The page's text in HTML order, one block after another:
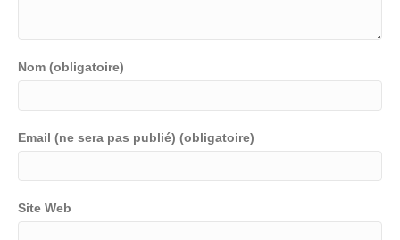
Nom (obligatoire)
Email (ne sera pas publié) (obligatoire)
Site Web